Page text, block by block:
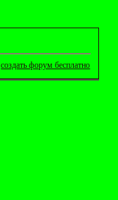
создать форум бесплатно